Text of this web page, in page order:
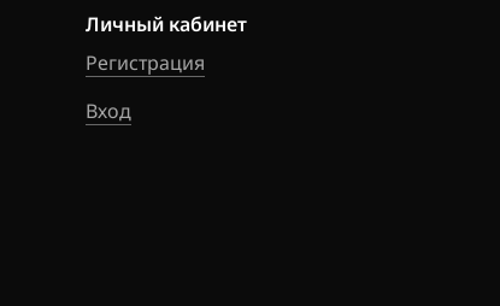
Личный кабинет
Регистрация
Вход